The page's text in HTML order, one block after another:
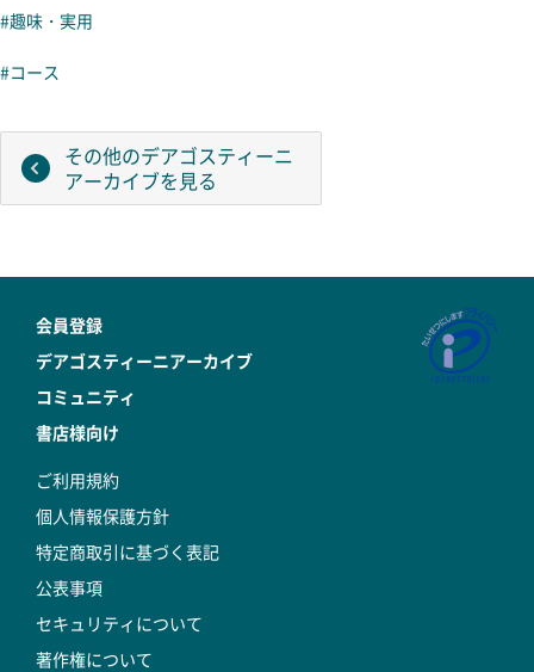
#趣味・実用
#コース
その他のデアゴスティーニ
アーカイブを見る
会員登録
デアゴスティーニアーカイブ
コミュニティ
書店様向け
ご利用規約
個人情報保護方針
特定商取引に基づく表記
公表事項
セキュリティについて
著作権について